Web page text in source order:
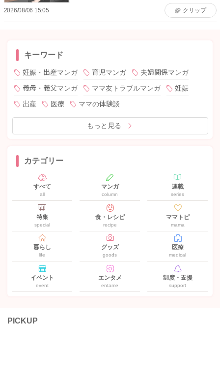
2026/08/06 15:05 クリップ
キーワード
妊娠・出産マンガ 育児マンガ
夫婦関係マンガ
義母・義父マンガ
ママ友トラブルマンガ
妊娠
出産
医療 ママの体験談
もっと見る
カテゴリー
すべて
all
マンガ
column
連載
series
特集
special
食・レシピ
recipe
ママトピ
mama
暮らし
life
グッズ
goods
医療
medical
イベント
event
エンタメ
entame
制度・支援
support
PICKUP